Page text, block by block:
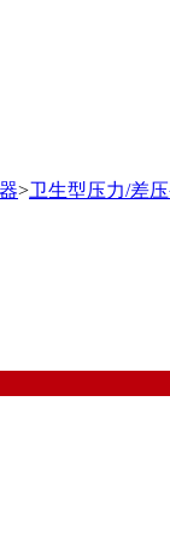
>卫生型压力/差